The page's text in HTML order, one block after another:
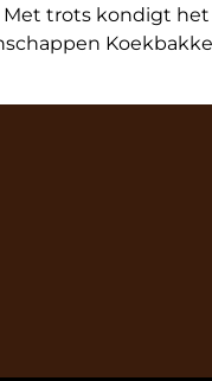
trots kondigt